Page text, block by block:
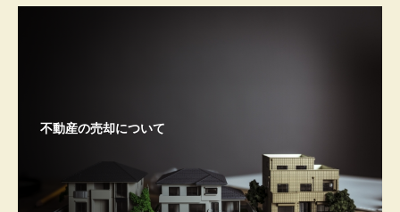
不動産の売却について